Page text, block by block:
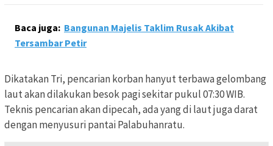
Baca juga: Bangunan Majelis Taklim Rusak Akibat
Tersambar Petir
Dikatakan Tri, pencarian korban hanyut terbawa gelombang
laut akan dilakukan besok pagi sekitar pukul 07:30 WIB.
Teknis pencarian akan dipecah, ada yang di laut juga darat
dengan menyusuri pantai Palabuhanratu.